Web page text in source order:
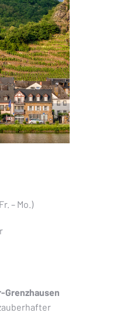
– Mo.)
Grenzhausen